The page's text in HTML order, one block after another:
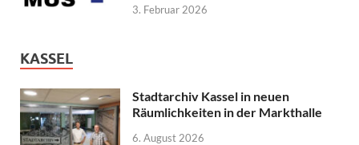
3. Februar 2026
KASSEL
Stadtarchiv Kassel in neuen
Räumlichkeiten in der Markthalle
6. August 2026